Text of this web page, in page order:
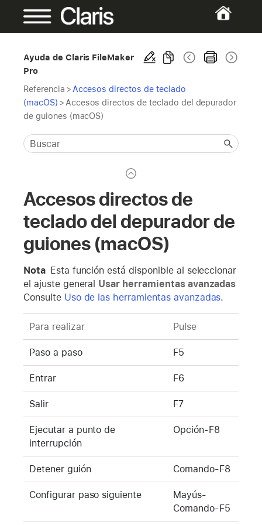
Ayuda de Claris FileMaker
Pro
Referencia > Accesos directos de teclado
(macOS) > Accesos directos de teclado del depurador
de guiones (macOS)
Accesos directos de
teclado del depurador de
guiones (macOS)
Nota Esta función está disponible al seleccionar
el ajuste general Usar herramientas avanzadas
Consulte Uso de las herramientas avanzadas.
Para realizar Pulse
Paso a paso F5
Entrar F6
Salir F7
Ejecutar a punto de
interrupción
Opción-F8
Detener guión Comando-F8
Configurar paso siguiente
Mayús-
Comando-F5